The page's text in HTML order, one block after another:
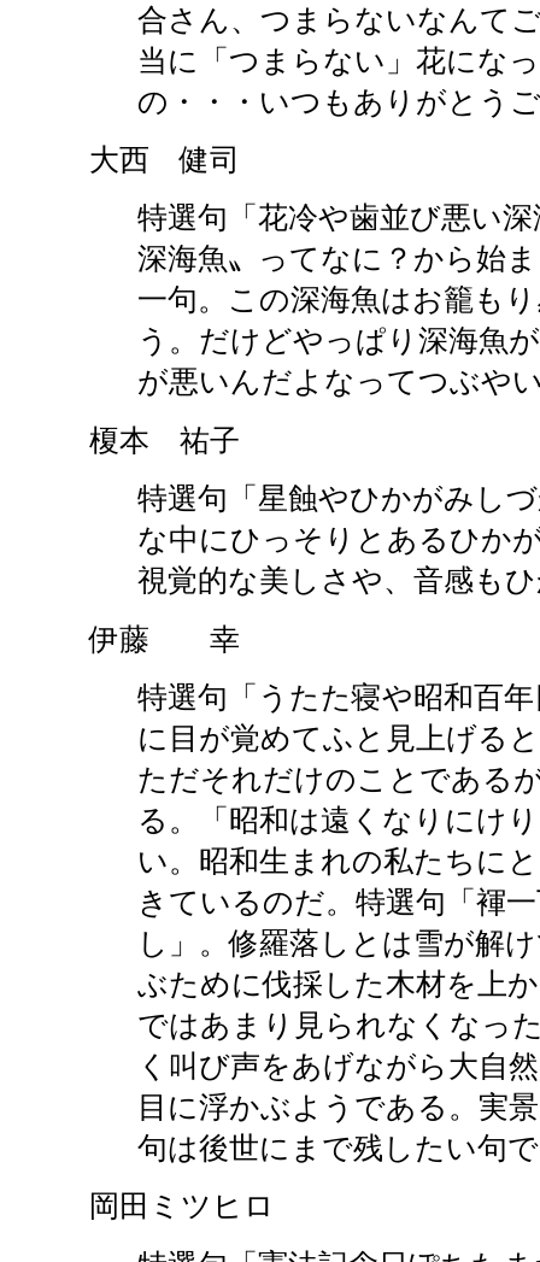
合さん、つまらないなんて
当に「つまらない」花にな
の・・・いつもありがとう
大西 健司
特選句「花冷や歯並び悪い
深海魚〟ってなに？から始
一句。この深海魚はお籠も
う。だけどやっぱり深海魚
が悪いんだよなってつぶや
榎本 祐子
特選句「星蝕やひかがみし
な中にひっそりとあるひか
視覚的な美しさや、音感も
伊藤 幸
特選句「うたた寝や昭和百
に目が覚めてふと見上げる
ただそれだけのことである
る。「昭和は遠くなりにけ
い。昭和生まれの私たちに
きているのだ。特選句「褌
し」。修羅落しとは雪が解
ぶために伐採した木材を上
ではあまり見られなくなっ
く叫び声をあげながら大自
目に浮かぶようである。実
句は後世にまで残したい句
岡田ミツヒロ